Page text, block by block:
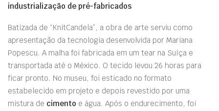
industrialização de pré-fabricados
Batizada de “KnitCandela”, a obra de arte serviu como
apresentação da tecnologia desenvolvida por Mariana
Popescu. A malha foi fabricada em um tear na Suíça e
transportada até o México. O tecido levou 26 horas para
ficar pronto. No museu, foi esticado no formato
estabelecido em projeto e depois revestido por uma
mistura de cimento e água. Após o endurecimento, foi